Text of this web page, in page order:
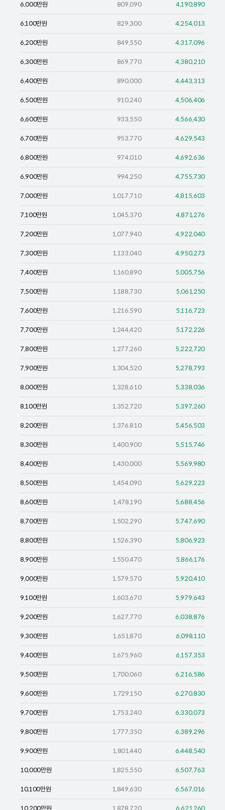
6,000만원 809,090 4,190,890
6,100만원 829,300 4,254,013
6,200만원 849,550 4,317,096
6,300만원 869,770 4,380,210
6,400만원 890,000 4,443,313
6,500만원 910,240 4,506,406
6,600만원 933,550 4,566,430
6,700만원 953,770 4,629,543
6,800만원 974,010 4,692,636
6,900만원 994,250 4,755,730
7,000만원 1,017,710 4,815,603
7,100만원 1,045,370 4,871,276
7,200만원 1,077,940 4,922,040
7,300만원 1,133,040 4,950,273
7,400만원 1,160,890 5,005,756
7,500만원 1,188,730 5,061,250
7,600만원 1,216,590 5,116,723
7,700만원 1,244,420 5,172,226
7,800만원 1,277,260 5,222,720
7,900만원 1,304,520 5,278,793
8,000만원 1,328,610 5,338,036
8,100만원 1,352,720 5,397,260
8,200만원 1,376,810 5,456,503
8,300만원 1,400,900 5,515,746
8,400만원 1,430,000 5,569,980
8,500만원 1,454,090 5,629,223
8,600만원 1,478,190 5,688,456
8,700만원 1,502,290 5,747,690
8,800만원 1,526,390 5,806,923
8,900만원 1,550,470 5,866,176
9,000만원 1,579,570 5,920,410
9,100만원 1,603,670 5,979,643
9,200만원 1,627,770 6,038,876
9,300만원 1,651,870 6,098,110
9,400만원 1,675,960 6,157,353
9,500만원 1,700,060 6,216,586
9,600만원 1,729,150 6,270,830
9,700만원 1,753,240 6,330,073
9,800만원 1,777,350 6,389,296
9,900만원 1,801,440 6,448,540
10,000만원 1,825,550 6,507,763
10,100만원 1,849,630 6,567,016
10,200만원 1,878,720 6,621,260